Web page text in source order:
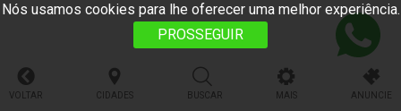
Nós usamos cookies para lhe oferecer uma melhor experiência.
PROSSEGUIR
VOLTAR CIDADES BUSCAR MAIS ANUNCIE